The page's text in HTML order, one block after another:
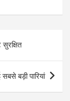
बड़ी पारियां